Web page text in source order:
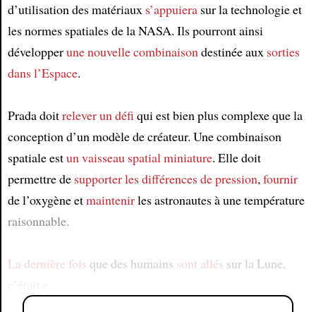
d’utilisation des matériaux s’appuierasur la technologie et
les normes spatiales de la NASA. Ils pourront ainsi
développerune nouvelle combinaisondestinée aux sorties
dans l’Espace.
Prada doitrelever un défi qui est bien plus complexe que la
conception d’un modèle de créateur. Une combinaison
spatiale estun vaisseau spatial miniature. Elle doit
permettre de supporterles différences de pression,fournir
de l’oxygène etmaintenirles astronautes à une température
raisonnable.
La dernière fois que des humains sont allés sur la Lune,